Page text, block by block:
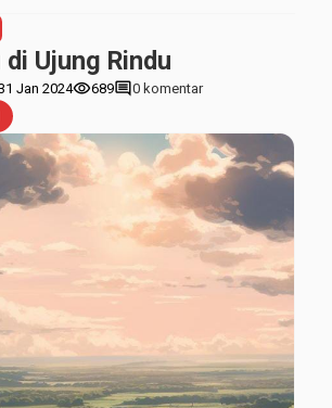
di Ujung Rindu
Jan 2024visibility689comment0 komentar